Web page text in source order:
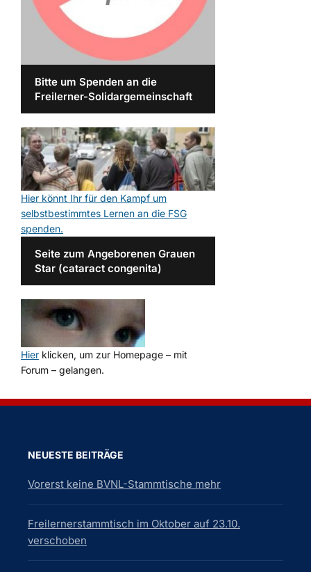
Bitte um Spenden an die
Freilerner-Solidargemeinschaft
Hier könnt Ihr für den Kampf um
selbstbestimmtes Lernen an die FSG
spenden.
Seite zum Angeborenen Grauen
Star (cataract congenita)
Hier klicken, um zur Homepage – mit
Forum – gelangen.
NEUESTE BEITRÄGE
Vorerst keine BVNL-Stammtische mehr
Freilernerstammtisch im Oktober auf 23.10.
verschoben